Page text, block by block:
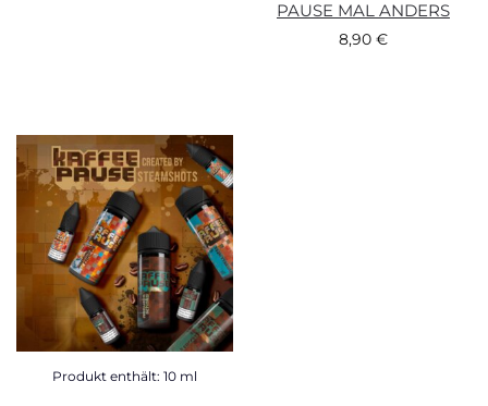
PAUSE MAL ANDERS
8,90 €
Produkt enthält: 10 ml